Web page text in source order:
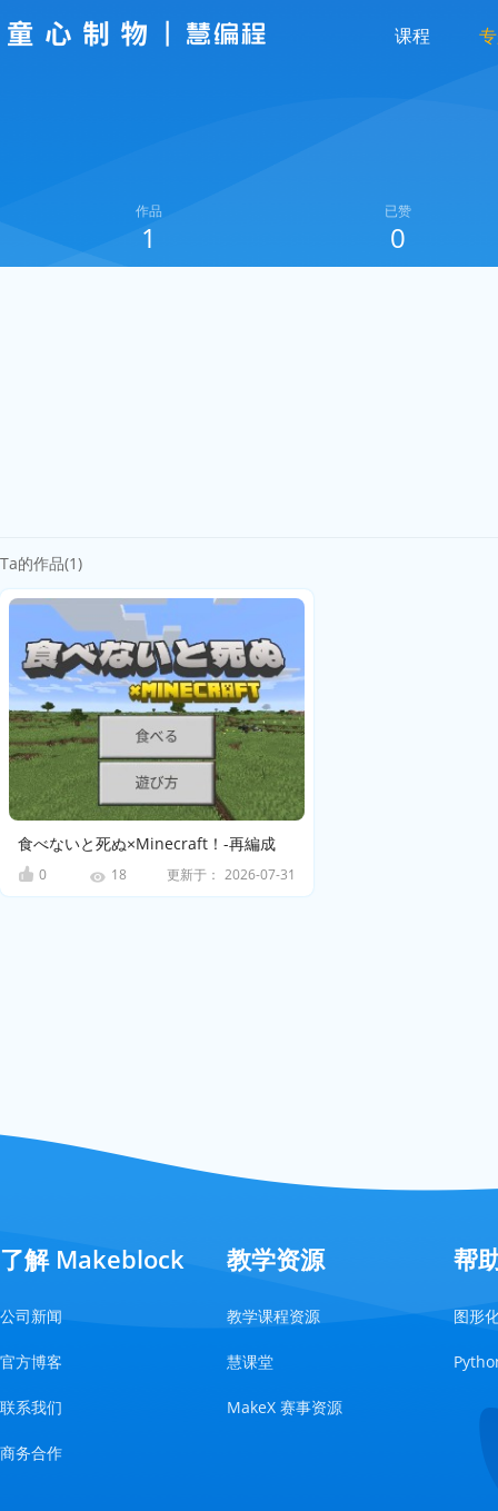
课程
作品
1
已赞
0
Ta的作品(1)
食べないと死ぬ×Minecraft！-再編成
0 18 更新于： 2026-07-31
了解 Makeblock
公司新闻
官方博客
联系我们
商务合作
教学资源
教学课程资源
慧课堂
MakeX 赛事资源
帮
图形